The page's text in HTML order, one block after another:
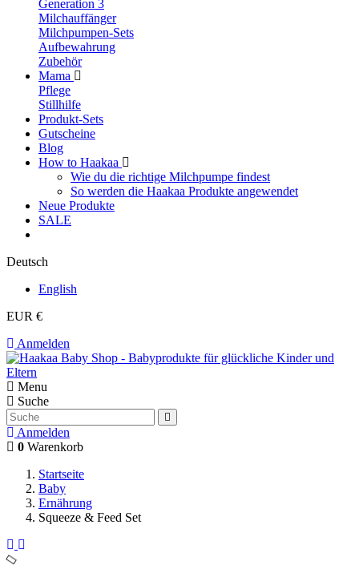
Generation 3
Milchauffänger
Milchpumpen-Sets
Aufbewahrung
Zubehör
Mama
Pflege
Stillhilfe
Produkt-Sets
Gutscheine
Blog
How to Haakaa
Wie du die richtige Milchpumpe findest
So werden die Haakaa Produkte angewendet
Neue Produkte
SALE
Deutsch
English
EUR €
Anmelden
Menu
Suche
Anmelden
0 Warenkorb
Startseite
Baby
Ernährung
Squeeze & Feed Set